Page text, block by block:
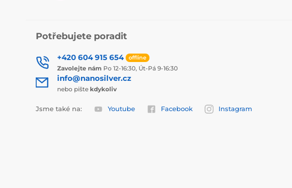
Potřebujete poradit
+420 604 915 654 offline
Zavolejte nám Po 12-16:30, Út-Pá 9-16:30
info@nanosilver.cz
nebo pište kdykoliv
Jsme také na: Youtube Facebook Instagram